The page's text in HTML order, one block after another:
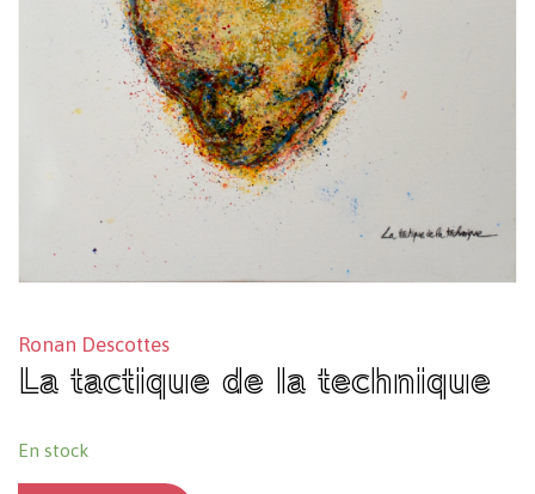
Ronan Descottes
La tactique de la technique
En stock